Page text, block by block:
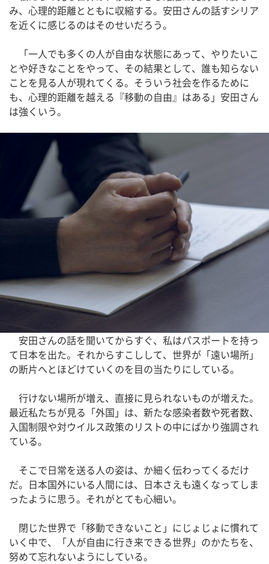
み、心理的距離とともに収縮する。安田さんの話すシリア
を近くに感じるのはそのせいだろう。
「一人でも多くの人が自由な状態にあって、やりたいこ
とや好きなことをやって、その結果として、誰も知らない
ことを見る人が現れてくる。そういう社会を作るために
も、心理的距離を越える『移動の自由』はある」安田さん
は強くいう。
安田さんの話を聞いてからすぐ、私はパスポートを持っ
て日本を出た。それからすこしして、世界が「遠い場所」
の断片へとほどけていくのを目の当たりにしている。
行けない場所が増え、直接に見られないものが増えた。
最近私たちが見る「外国」は、新たな感染者数や死者数、
入国制限や対ウイルス政策のリストの中にばかり強調され
ている。
そこで日常を送る人の姿は、か細く伝わってくるだけ
だ。日本国外にいる人間には、日本さえも遠くなってしま
ったように思う。それがとても心細い。
閉じた世界で「移動できないこと」にじょじょに慣れて
いく中で、「人が自由に行き来できる世界」のかたちを、
努めて忘れないようにしている。